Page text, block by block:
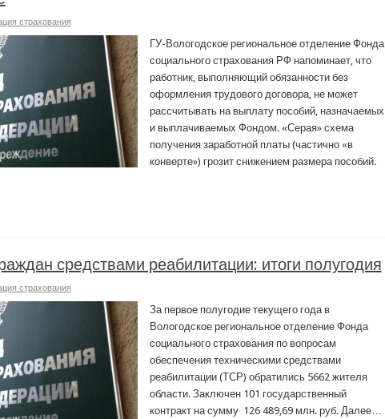
страхования
ГУ-Вологодское региональное отделение Фонда
социального страхования РФ напоминает, что
работник, выполняющий обязанности без
оформления трудового договора, не может
рассчитывать на выплату пособий, назначаемых
и выплачиваемых Фондом. «Серая» схема
получения заработной платы (частично «в
конверте») грозит снижением размера пособий.
средствами реабилитации: итоги полугодия
страхования
За первое полугодие текущего года в
Вологодское региональное отделение Фонда
социального страхования по вопросам
обеспечения техническими средствами
реабилитации (ТСР) обратились 5662 жителя
области. Заключен 101 государственный
контракт на сумму 126 489,69 млн. руб. Далее…